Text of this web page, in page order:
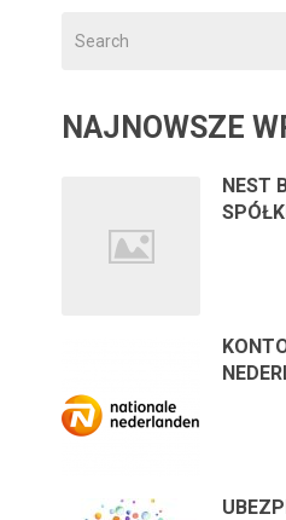
NAJNOWSZE
NEST